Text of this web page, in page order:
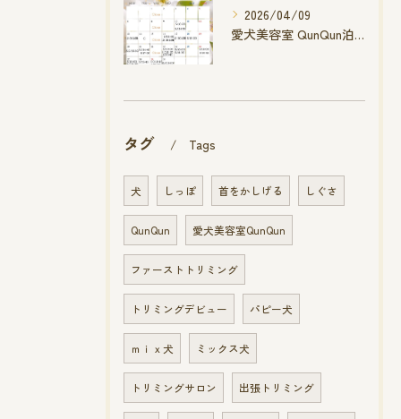
2026/04/09
愛犬美容室 QunQun泊店 4月空き状況です
タグ Tags
犬 しっぽ 首をかしげる しぐさ
QunQun 愛犬美容室QunQun
ファーストトリミング
トリミングデビュー パピー犬
ｍｉｘ犬 ミックス犬
トリミングサロン 出張トリミング